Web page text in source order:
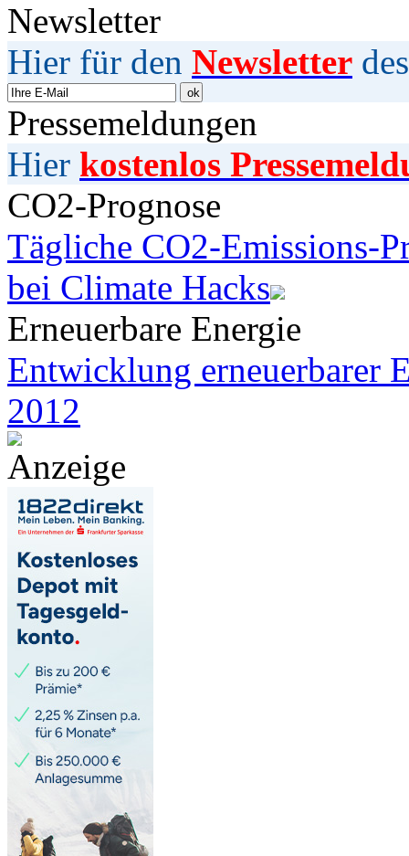
Newsletter
Hier für den Newsletter
Pressemeldungen
Hier kostenlos
CO2-Prognose
Tägliche CO2-Emissions-
bei Climate Hacks
Erneuerbare Energie
Entwicklung erneuerbarer
2012
Anzeige